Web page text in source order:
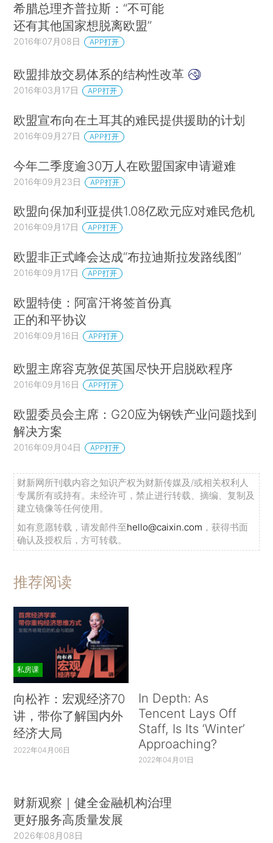
希腊总理齐普拉斯：“不可能
还有其他国家想脱离欧盟”
2016年07月08日 APP打开
欧盟排放交易体系的结构性改革
2016年03月17日 APP打开
欧盟宣布向在土耳其的难民提供援助的计划
2016年09月27日 APP打开
今年二季度逾30万人在欧盟国家申请避难
2016年09月23日 APP打开
欧盟向保加利亚提供1.08亿欧元应对难民危机
2016年09月17日 APP打开
欧盟非正式峰会达成“布拉迪斯拉发路线图”
2016年09月17日 APP打开
欧盟特使：阿富汗将签首份真
正的和平协议
2016年09月16日 APP打开
欧盟主席容克敦促英国尽快开启脱欧程序
2016年09月16日 APP打开
欧盟委员会主席：G20应为钢铁产业问题找到
解决方案
2016年09月04日 APP打开
财新网所刊载内容之知识产权为财新传媒及/或相关权利人
专属所有或持有。未经许可，禁止进行转载、摘编、复制及
建立镜像等任何使用。
如有意愿转载，请发邮件至hello@caixin.com ，获得书面
确认及授权后，方可转载。
推荐阅读
私房课
向松祚：宏观经济70
讲，带你了解国内外
经济大局
2022年04月06日
In Depth: As
Tencent Lays Off
Staff, Is Its ‘Winter’
Approaching?
2022年04月01日
财新观察｜健全金融机构治理
更好服务高质量发展
2026年08月08日